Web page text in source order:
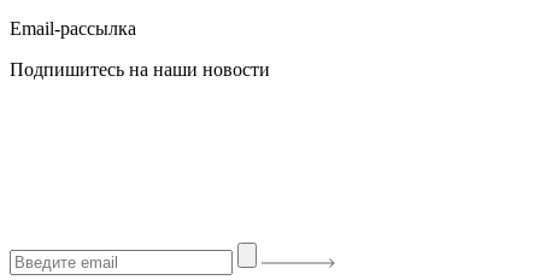
Email-рассылка
Подпишитесь на наши новости